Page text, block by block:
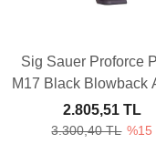
Sig Sauer Proforce
M17 Black Blowback
Havalı Tabanca
Şarjörü
3.300,40 TL %15
2.805,51 TL